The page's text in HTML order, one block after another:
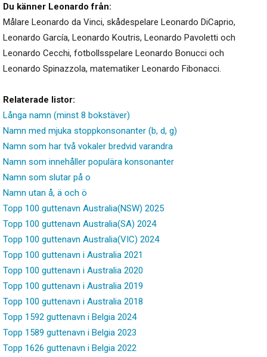
Du känner Leonardo från:
Målare Leonardo da Vinci, skådespelare Leonardo DiCaprio,
Leonardo García, Leonardo Koutris, Leonardo Pavoletti och
Leonardo Cecchi, fotbollsspelare Leonardo Bonucci och
Leonardo Spinazzola, matematiker Leonardo Fibonacci.
Relaterade listor:
Långa namn (minst 8 bokstäver)
Namn med mjuka stoppkonsonanter (b, d, g)
Namn som har två vokaler bredvid varandra
Namn som innehåller populära konsonanter
Namn som slutar på o
Namn utan å, ä och ö
Topp 100 guttenavn Australia(NSW) 2025
Topp 100 guttenavn Australia(SA) 2024
Topp 100 guttenavn Australia(VIC) 2024
Topp 100 guttenavn i Australia 2021
Topp 100 guttenavn i Australia 2020
Topp 100 guttenavn i Australia 2019
Topp 100 guttenavn i Australia 2018
Topp 1592 guttenavn i Belgia 2024
Topp 1589 guttenavn i Belgia 2023
Topp 1626 guttenavn i Belgia 2022